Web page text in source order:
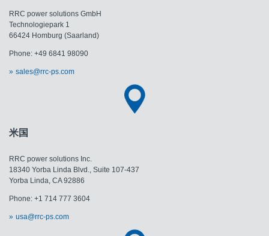
RRC power solutions GmbH
Technologiepark 1
66424 Homburg (Saarland)
Phone: +49 6841 98090
sales@rrc-ps.com
米国
RRC power solutions Inc.
18340 Yorba Linda Blvd., Suite 107-437
​​​​​​​Yorba Linda, CA 92886
Phone: +1 714 777 3604
usa@rrc-ps.com